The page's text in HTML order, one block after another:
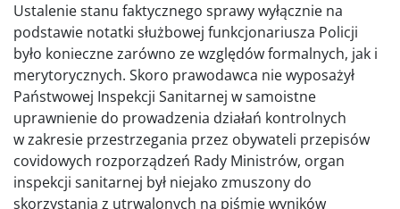
Ustalenie stanu faktycznego sprawy wyłącznie na
podstawie notatki służbowej funkcjonariusza Policji
było konieczne zarówno ze względów formalnych, jak i
merytorycznych. Skoro prawodawca nie wyposażył
Państwowej Inspekcji Sanitarnej w samoistne
uprawnienie do prowadzenia działań kontrolnych
w zakresie przestrzegania przez obywateli przepisów
covidowych rozporządzeń Rady Ministrów, organ
inspekcji sanitarnej był niejako zmuszony do
skorzystania z utrwalonych na piśmie wyników